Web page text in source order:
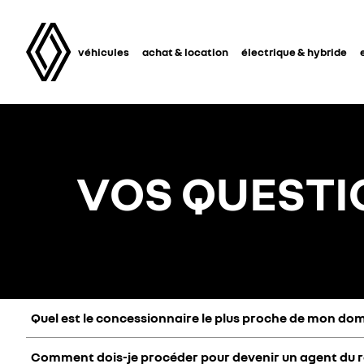
véhicules achat & location électrique & hybride
VOS
Quel est le concessionnaire le plus proche de mon
Trouver le concessionnaire le plus proche de chez vous en
Comment dois-je procéder pour devenir un agent du